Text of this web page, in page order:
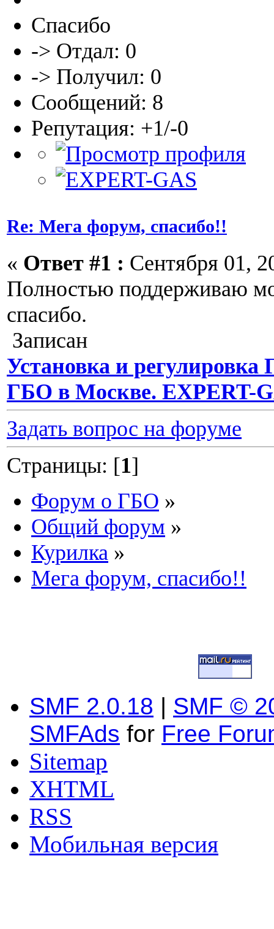
Спасибо
-> Отдал: 0
-> Получил: 0
Сообщений: 8
Репутация: +1/-0
Re: Мега форум, спасибо!!
« Ответ #1 : Сентября 01,
Полностью поддерживаю
спасибо.
Записан
Установка и регулировка
ГБО в Москве. EXPERT-
Задать вопрос на форуме
Страницы: [1]
Форум о ГБО »
Общий форум »
Курилка »
Мега форум, спасибо!!
SMF 2.0.18 | SMF ©
SMFAds for Free
Sitemap
XHTML
RSS
Мобильная версия